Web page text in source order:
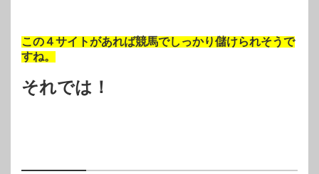
この４サイトがあれば競馬でしっかり儲けられそうで
すね。
それでは！